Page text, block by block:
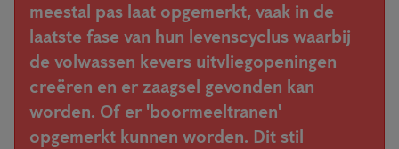
meestal pas laat opgemerkt, vaak in de
laatste fase van hun levenscyclus waarbij
de volwassen kevers uitvliegopeningen
creëren en er zaagsel gevonden kan
worden. Of er 'boormeeltranen'
opgemerkt kunnen worden. Dit stil